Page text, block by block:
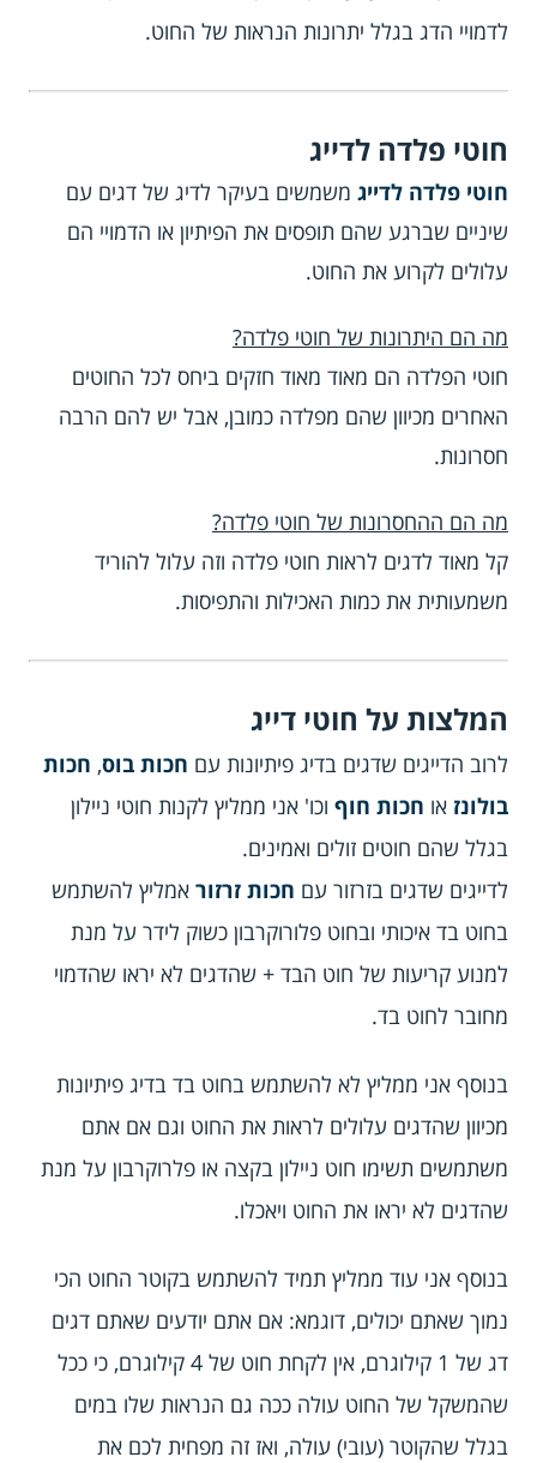
לדמויי הדג בגלל יתרונות הנראות של החוט.
חוטי פלדה לדייג
חוטי פלדה לדייג משמשים בעיקר לדיג של דגים עם
שיניים שברגע שהם תופסים את הפיתיון או הדמויי הם
עלולים לקרוע את החוט.
מה הם היתרונות של חוטי פלדה?
חוטי הפלדה הם מאוד מאוד חזקים ביחס לכל החוטים
האחרים מכיוון שהם מפלדה כמובן, אבל יש להם הרבה
חסרונות.
מה הם ההחסרונות של חוטי פלדה?
קל מאוד לדגים לראות חוטי פלדה וזה עלול להוריד
משמעותית את כמות האכילות והתפיסות.
המלצות על חוטי דייג
לרוב הדייגים שדגים בדיג פיתיונות עם חכות בוס, חכות
בולונז או חכות חוף וכו' אני ממליץ לקנות חוטי ניילון
בגלל שהם חוטים זולים ואמינים.
לדייגים שדגים בזרזור עם חכות זרזור אמליץ להשתמש
בחוט בד איכותי ובחוט פלורוקרבון כשוק לידר על מנת
למנוע קריעות של חוט הבד + שהדגים לא יראו שהדמוי
מחובר לחוט בד.
בנוסף אני ממליץ לא להשתמש בחוט בד בדיג פיתיונות
מכיוון שהדגים עלולים לראות את החוט וגם אם אתם
משתמשים תשימו חוט ניילון בקצה או פלרוקרבון על מנת
שהדגים לא יראו את החוט ויאכלו.
בנוסף אני עוד ממליץ תמיד להשתמש בקוטר החוט הכי
נמוך שאתם יכולים, דוגמא: אם אתם יודעים שאתם דגים
דג של 1 קילוגרם, אין לקחת חוט של 4 קילוגרם, כי ככל
שהמשקל של החוט עולה ככה גם הנראות שלו במים
בגלל שהקוטר (עובי) עולה, ואז זה מפחית לכם את